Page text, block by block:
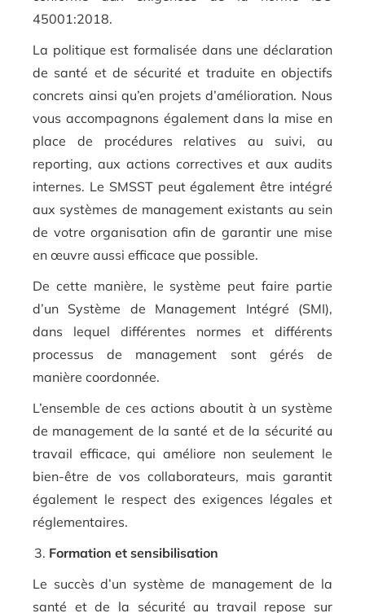
45001:2018.
La politique est formalisée dans une déclaration
de santé et de sécurité et traduite en objectifs
concrets ainsi qu’en projets d’amélioration. Nous
vous accompagnons également dans la mise en
place de procédures relatives au suivi, au
reporting, aux actions correctives et aux audits
internes. Le SMSST peut également être intégré
aux systèmes de management existants au sein
de votre organisation afin de garantir une mise
en œuvre aussi efficace que possible.
De cette manière, le système peut faire partie
d’un Système de Management Intégré (SMI),
dans lequel différentes normes et différents
processus de management sont gérés de
manière coordonnée.
L’ensemble de ces actions aboutit à un système
de management de la santé et de la sécurité au
travail efficace, qui améliore non seulement le
bien-être de vos collaborateurs, mais garantit
également le respect des exigences légales et
réglementaires.
Formation et sensibilisation
Le succès d’un système de management de la
santé et de la sécurité au travail repose sur